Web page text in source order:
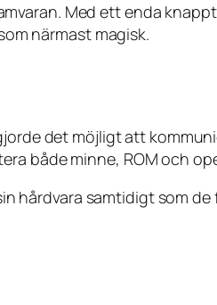
Med ett enda
närmast magisk.
det möjligt att
både minne, ROM och
hårdvara samtidigt som